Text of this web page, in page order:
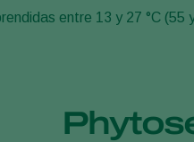
entre 13 y 27 °C (55